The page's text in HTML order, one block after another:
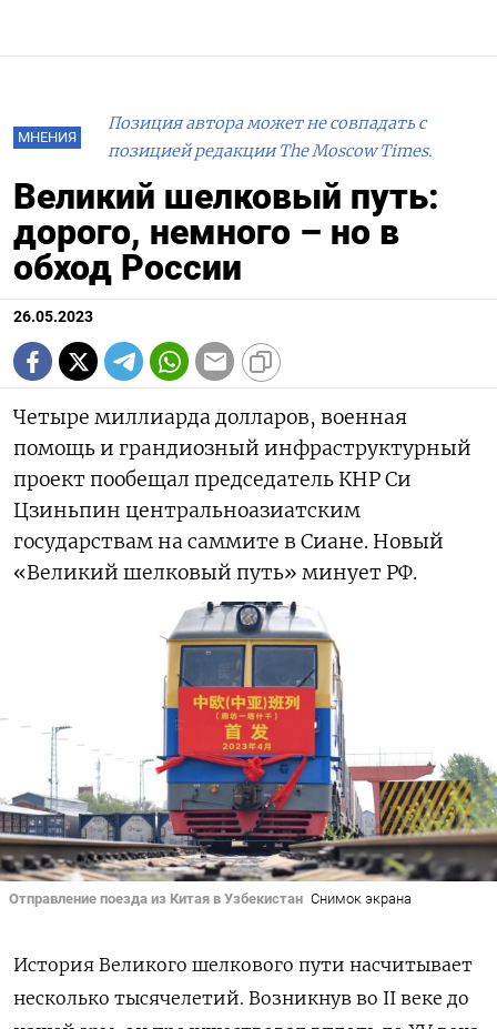
МНЕНИЯ
Позиция автора может не совпадать с
позицией редакции The Moscow Times.
Великий шелковый путь:
дорого, немного – но в
обход России
26.05.2023
Четыре миллиарда долларов, военная
помощь и грандиозный инфраструктурный
проект пообещал председатель КНР Си
Цзиньпин центральноазиатским
государствам на саммите в Сиане. Новый
«Великий шелковый путь» минует РФ.
Отправление поезда из Китая в Узбекистан Снимок экрана
История Великого шелкового пути насчитывает
несколько тысячелетий. Возникнув во II веке до